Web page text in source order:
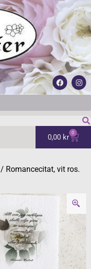
0,00 kr 0
/ Romancecitat, vit ros.